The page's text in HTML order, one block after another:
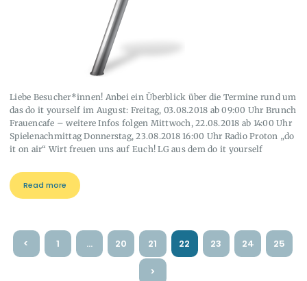
Liebe Besucher*innen! Anbei ein Überblick über die Termine rund um
das do it yourself im August: Freitag, 03.08.2018 ab 09:00 Uhr Brunch
Frauencafe – weitere Infos folgen Mittwoch, 22.08.2018 ab 14:00 Uhr
Spielenachmittag Donnerstag, 23.08.2018 16:00 Uhr Radio Proton „do
it on air“ Wirt freuen uns auf Euch! LG aus dem do it yourself
Read more
Seitennummerierung
der
< PAGE
1 … PAGE
20 PAGE
21 PAGE
22 PAGE
23 PAGE
24 PAGE
25
>